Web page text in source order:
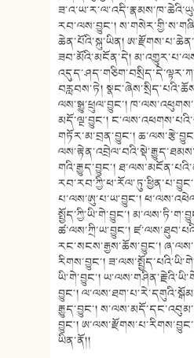
རབ་ལས་བྱུང་།
ཆེན་པོའི་སྐུ་ཡིན།
ཟབ་མོའི་མངོན་དེ།
བརླབས་ཏེ།
ལས་སྒྱུ་ཕྲུལ་བྱུང་།
མདོ་ལྔ་བྱུང་།
གཏོར་མ་བྲན་བྱུང་།
གའི་རྒྱུད་བྱུང་།
པ་ལས་ཨུ་པ་ཡ་བྱུང་།
སྤྱོད་ཀྱི་ཡི་གེ་བྱུང་།
ཚ་ལས་ཀྲི་ཡ་བྱུང་།
རང་སངས་རྒྱས་ཆོས་བྱུང་།
རིགས་བྱུང་།
ཡི་གེ་བྱུང་།
བྱུང་།
རྒྱུད་བྱུང་།
བྱུང་།
ཡིན་ནོ།།